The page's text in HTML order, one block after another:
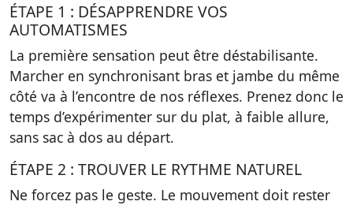
ÉTAPE 1 : DÉSAPPRENDRE VOS
AUTOMATISMES
La première sensation peut être déstabilisante.
Marcher en synchronisant bras et jambe du même
côté va à l’encontre de nos réflexes. Prenez donc le
temps d’expérimenter sur du plat, à faible allure,
sans sac à dos au départ.
ÉTAPE 2 : TROUVER LE RYTHME NATUREL
Ne forcez pas le geste. Le mouvement doit rester